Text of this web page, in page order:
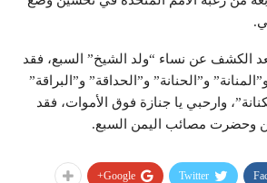
الكشف عن نساء “ولد الشيخ” السبع، فقد
و”الحنانة” و”الحداقة” و”البراقة”
وارحبي يا جنازة فوق الأموات، فقد
وحضرت مصائب اليمن السبع.
Twitter
Google+